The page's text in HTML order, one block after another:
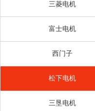
三菱电机
富士电机
西门子
松下电机
三垦电机